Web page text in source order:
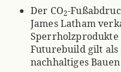
Der CO2-
James Latham
Sperrholzprodukte
Futurebuild gilt als
nachhaltiges